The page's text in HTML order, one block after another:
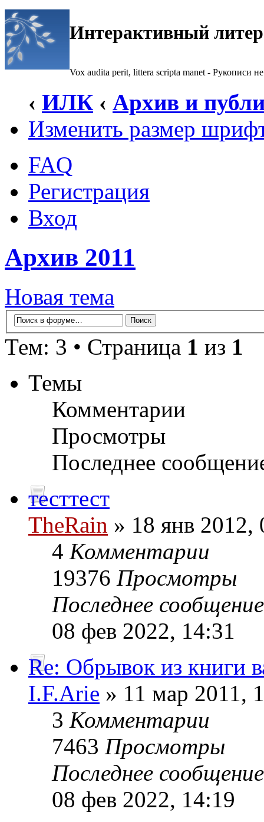
Интерактивный
Vox audita perit, littera scripta manet - Рукописи не
‹ ИЛК ‹ Архив и
Изменить размер
FAQ
Регистрация
Вход
Архив 2011
Новая тема
Тем: 3 • Страница 1 из 1
Темы
Комментарии
Просмотры
Последнее
тесттест
TheRain » 18 янв 2012,
4 Комментарии
19376 Просмотры
Последнее
08 фев 2022, 14:31
Re: Обрывок из книги
I.F.Arie » 11 мар 2011,
3 Комментарии
7463 Просмотры
Последнее
08 фев 2022, 14:19